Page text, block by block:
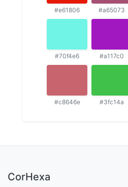
#e61806 #a65073
#70f4e6 #a117c0
#c8646e #3fc14a
CorHexa